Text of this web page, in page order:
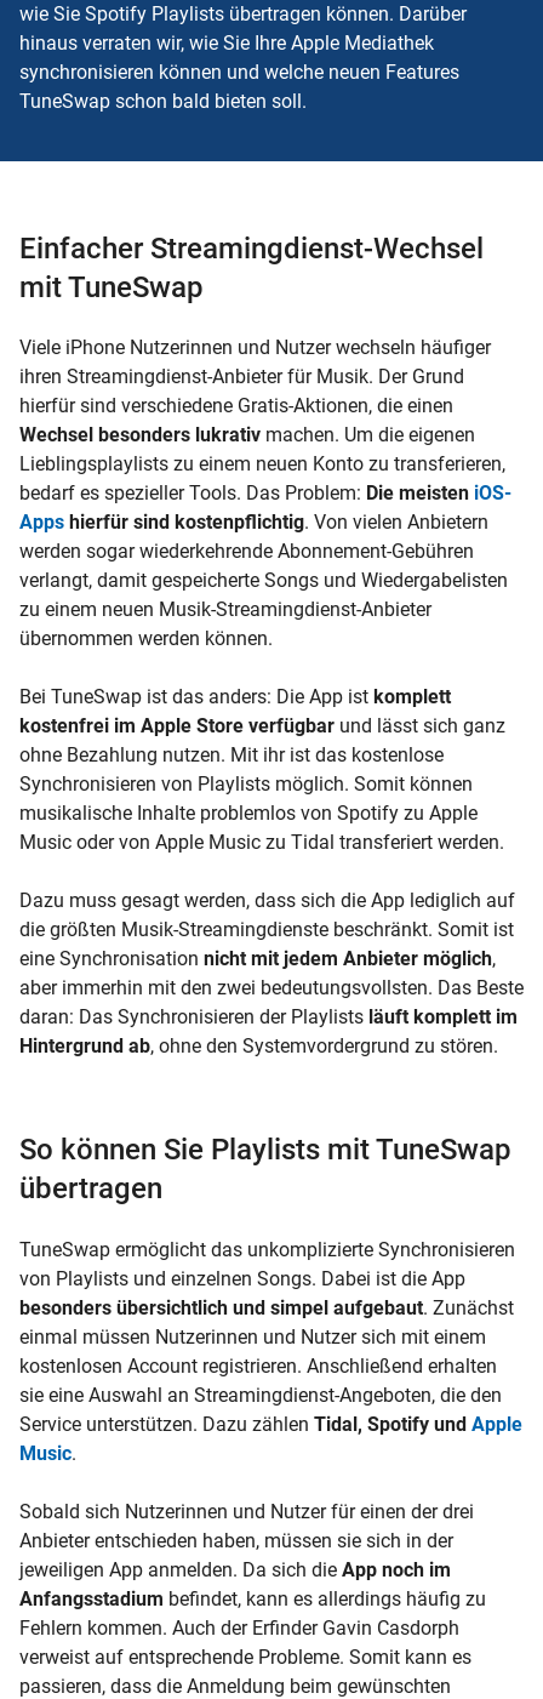
wie Sie Spotify Playlists übertragen können. Darüber
hinaus verraten wir, wie Sie Ihre Apple Mediathek
synchronisieren können und welche neuen Features
TuneSwap schon bald bieten soll.
Einfacher Streamingdienst-Wechsel
mit TuneSwap
Viele iPhone Nutzerinnen und Nutzer wechseln häufiger
ihren Streamingdienst-Anbieter für Musik. Der Grund
hierfür sind verschiedene Gratis-Aktionen, die einen
Wechsel besonders lukrativ machen. Um die eigenen
Lieblingsplaylists zu einem neuen Konto zu transferieren,
bedarf es spezieller Tools. Das Problem: Die meisten iOS-
Apps hierfür sind kostenpflichtig. Von vielen Anbietern
werden sogar wiederkehrende Abonnement-Gebühren
verlangt, damit gespeicherte Songs und Wiedergabelisten
zu einem neuen Musik-Streamingdienst-Anbieter
übernommen werden können.
Bei TuneSwap ist das anders: Die App ist komplett
kostenfrei im Apple Store verfügbar und lässt sich ganz
ohne Bezahlung nutzen. Mit ihr ist das kostenlose
Synchronisieren von Playlists möglich. Somit können
musikalische Inhalte problemlos von Spotify zu Apple
Music oder von Apple Music zu Tidal transferiert werden.
Dazu muss gesagt werden, dass sich die App lediglich auf
die größten Musik-Streamingdienste beschränkt. Somit ist
eine Synchronisation nicht mit jedem Anbieter möglich,
aber immerhin mit den zwei bedeutungsvollsten. Das Beste
daran: Das Synchronisieren der Playlists läuft komplett im
Hintergrund ab, ohne den Systemvordergrund zu stören.
So können Sie Playlists mit TuneSwap
übertragen
TuneSwap ermöglicht das unkomplizierte Synchronisieren
von Playlists und einzelnen Songs. Dabei ist die App
besonders übersichtlich und simpel aufgebaut. Zunächst
einmal müssen Nutzerinnen und Nutzer sich mit einem
kostenlosen Account registrieren. Anschließend erhalten
sie eine Auswahl an Streamingdienst-Angeboten, die den
Service unterstützen. Dazu zählen Tidal, Spotify und Apple
Music.
Sobald sich Nutzerinnen und Nutzer für einen der drei
Anbieter entschieden haben, müssen sie sich in der
jeweiligen App anmelden. Da sich die App noch im
Anfangsstadium befindet, kann es allerdings häufig zu
Fehlern kommen. Auch der Erfinder Gavin Casdorph
verweist auf entsprechende Probleme. Somit kann es
passieren, dass die Anmeldung beim gewünschten